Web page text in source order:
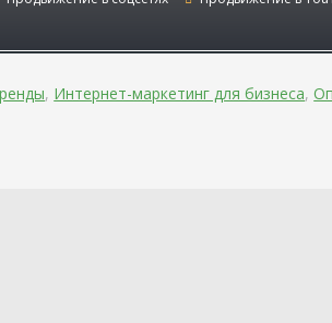
, Интернет-маркетинг для бизнеса,